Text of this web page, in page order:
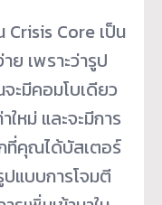
Crisis Core เป็น
ย เพราะว่ารูป
ะมีคอมโบเดียว
หม่ และจะมีการ
ที่คุณได้บัสเตอร์
ปแบบการโจมตี